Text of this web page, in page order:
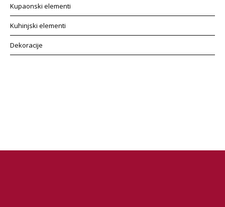
Kupaonski elementi
Kuhinjski elementi
Dekoracije